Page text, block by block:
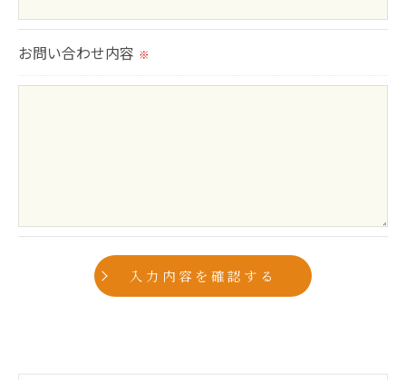
＜個人情報を与えなかった場合に生じる結果＞
＜個人情報の開示･訂正・削除･利用停止の手続につ
当社では、お客様の個人情報の開示･訂正･削除・利
お問い合わせ内容 ※